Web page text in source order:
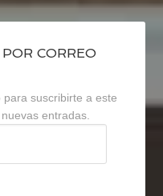
CORREO
suscribirte a este
entradas.